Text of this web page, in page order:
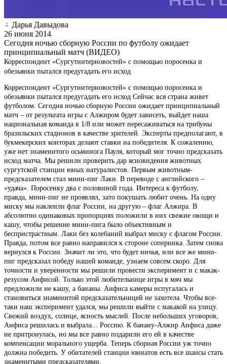
Дарья Давыдова
26 июня 2014
Сегодня ночью сборную России по футболу ожидает
принципиальный матч (ВИДЕО)
Корреспондент «Сургутинтерновостей» с помощью поросенка и
обезьянки пытался предугадать его исход
Корреспондент «Сургутинтерновостей» с помощью поросенка и
обезьянки пытался предугадать его исход Сейчас вся страна живет
футболом. Сегодня ночью сборную России ожидает принципиальный
матч – от результата игры с Алжиром будет зависеть, выйдет наша
национальная команда в 1/8 или может пересаживаться на трибуны
бразильских стадионов в качестве зрителей. Эксперты предполагают, в
букмекерских конторах делают ставки на победителя. К сожалению,
уже нет знаменитого осьминога Пауля, который мог точно предсказать
исход матча. Мы решили проверить дар ясновидения животных
сургутской станции юных натуралистов. Первым животным-
предсказателем стал мини-пиг Лаки. В переводе с английского –
«удача». Поросенку два с половиной года. Интереса к футболу,
правда, мини-пиг не проявлял, зато покушать любит очень. На одну
миску мы наклеили флаг России, на другую – флаг Алжира. В
абсолютно одинаковых пропорциях положили в них свежие овощи и
кашу, чтобы решение мини-пига было объективным и
беспристрастным. Лаки без колебаний выбрал миску с флагом России.
Правда, потом все равно направился к стороне соперника. Затем снова
вернулся к России. Значит ли это, что будет ничья, или все же мини-
пиг предсказал победу нашей команде, узнаем совсем скоро. Для
точности и уверенности мы решили провести эксперимент и с макак-
резусом Анфисой. Только этой любительнице игры в мяч мы
предложили не кашу, а бананы. Анфиса камеры испугалась и
становиться знаменитой предсказательницей не захотела. Чтобы все-
таки наш эксперимент удался, мы решили выйти с макакой на улицу.
Свежий воздух, солнце, ясность мыслей. После небольших уговоров,
Анфиса решилась и выбрала... Россию. К банану-Алжир Анфиса даже
не притронулась, но мы все равно подарили его ей в качестве
компенсации морального ущерба. Теперь сборная России уж точно
должна победить. У обитателей станции юннатов есть все шансы стать
знаменитыми предсказателями.